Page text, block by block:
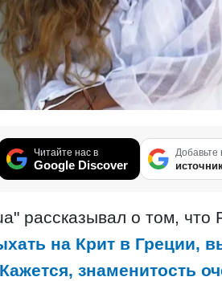
Читайте нас в
Google Discover
Добавьте
рассказывал о том, что
на Крит в Греции,
знаменитость